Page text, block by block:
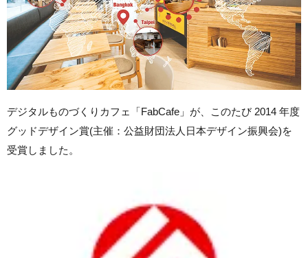
デジタルものづくりカフェ「FabCafe」が、このたび 2014 年度
グッドデザイン賞(主催：公益財団法人日本デザイン振興会)を
受賞しました。